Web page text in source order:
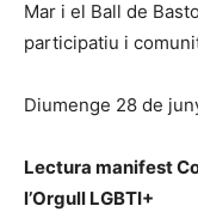
Mar i el Ball de
participatiu i
Diumenge 28 de
Lectura manifest
l’Orgull LGBTI+